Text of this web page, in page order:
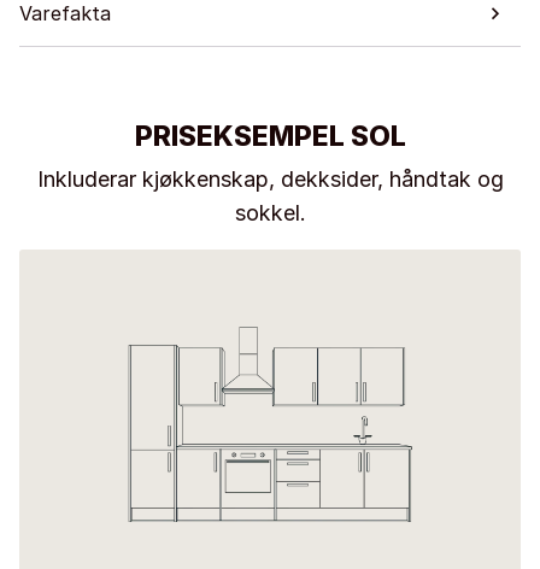
Varefakta
PRISEKSEMPEL SOL
Inkluderar kjøkkenskap, dekksider, håndtak og
sokkel.